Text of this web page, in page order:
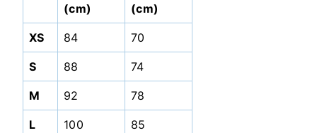
(cm)
(cm)
XS 84 70
S 88 74
M 92 78
L 100 85